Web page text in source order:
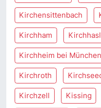
Kirchensittenbach
Kirchham
Kirchheim bei München
Kirchroth
Kirchzell Kissing